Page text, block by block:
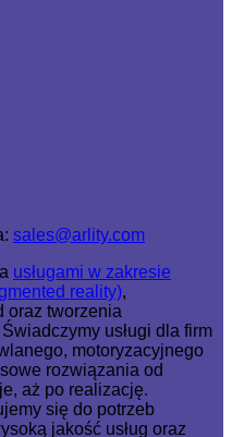
sales@arlity.com
usługami w zakresie
reality),
oraz tworzenia
Świadczymy usługi dla firm
motoryzacyjnego
rozwiązania od
aż po realizację.
się do potrzeb
jakość usług oraz